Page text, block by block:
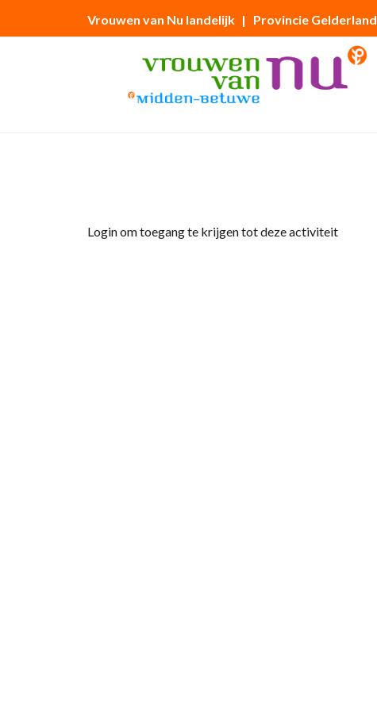
Vrouwen van Nu landelijk | Provincie Gelderland
Login om toegang te krijgen tot deze activiteit